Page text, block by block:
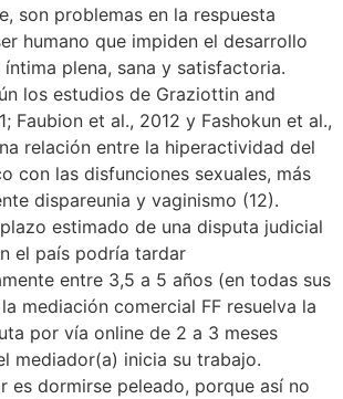
son problemas en la respuesta
humano que impiden el desarrollo
plena, sana y satisfactoria.
los estudios de Graziottin and
Faubion et al., 2012 y Fashokun et al.,
relación entre la hiperactividad del
con las disfunciones sexuales, más
dispareunia y vaginismo (12).
estimado de una disputa judicial
el país podría tardar
entre 3,5 a 5 años (en todas sus
mediación comercial FF resuelva la
por vía online de 2 a 3 meses
mediador(a) inicia su trabajo.
es dormirse peleado, porque así no